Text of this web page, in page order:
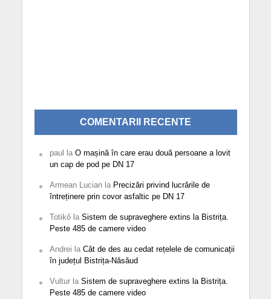
COMENTARII RECENTE
paul la O mașină în care erau două persoane a lovit
un cap de pod pe DN 17
Armean Lucianla Precizări privind lucrările de
întreținere prin covor asfaltic pe DN 17
Totikőla Sistem de supraveghere extins la Bistrița.
Peste 485 de camere video
Andrei la Cât de des au cedat rețelele de comunicații
în județul Bistrița-Năsăud
Vulturla Sistem de supraveghere extins la Bistrița.
Peste 485 de camere video